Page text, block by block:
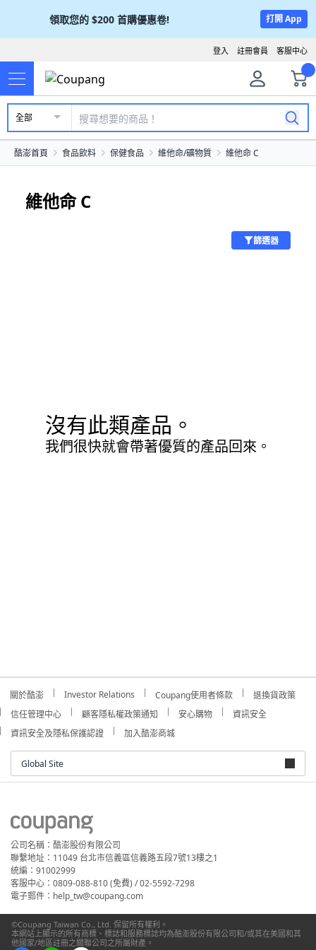
領取您的 $200 首購優惠卷! 打開 App
客服中心
註冊會員
登入
全部
酷澎首頁 食品飲料 保健食品 維他命/礦物質 維他命 C
維他命 C
篩選器
沒有此類產品。
我們很快就會帶著優質的產品回來。
關於酷澎 Investor Relations Coupang使用者條款
退換貨政策
信任管理中心
顧客隱私權政策通知 安心購物
資訊安全
資訊安全及隱私保護認證
加入酷澎商城
Global Site
公司名稱：酷澎股份有限公司
聯繫地址：11049 台北市信義區信義路五段7號13樓之1
統編：91002999
客服中心：0809-088-810 (免費) / 02-5592-7298
電子郵件：help_tw@coupang.com
©Coupang Taiwan Co., Ltd. 保留所有權利。
本網站上顯示的所有商標、標誌和服務標誌均為酷澎股份有限公司和/或其在美國和其
他國家/地區註冊之關聯公司之所屬財產。